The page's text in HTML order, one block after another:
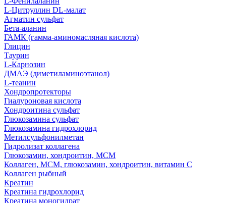
L-Цитруллин DL-малат
Агматин cульфат
Бета-аланин
ГАМК (гамма-аминомасляная кислота)
Глицин
Таурин
L-Карнозин
ДМАЭ (диметиламиноэтанол)
L-теанин
Хондропротекторы
Гиалуроновая кислота
Хондроитина сульфат
Глюкозамина сульфат
Глюкозамина гидрохлорид
Метилсульфонилметан
Гидролизат коллагена
Глюкозамин, хондроитин, МСМ
Коллаген, МСМ, глюкозамин, хондроитин, витамин С
Коллаген рыбный
Креатин
Креатина гидрохлорид
Креатина моногидрат